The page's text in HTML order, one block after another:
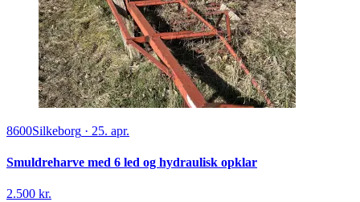
8600Silkeborg · 25. apr.
Smuldreharve med 6 led og hydraulisk opklar
2.500 kr.